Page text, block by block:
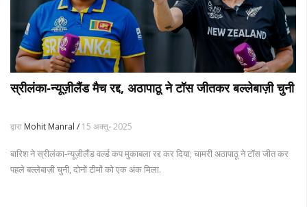
स्रीलंका‑न्यूज़ीलैंड मैच रद्द, अठापाठू ने टॉस जीतकर बल्लेबाज़ी चुनी
द्वारा Mohit Manral / 15 अक्तू॰ 2025
बारिश ने स्रीलंका‑न्यूज़ीलैंड वर्ल्ड कप मुकाबला रद्द कर दिया; चामरी अठापाठू ने टॉस जीत कर
पहले बल्लेबाज़ी चुनी, दोनों टीमों को एक अंक मिला.